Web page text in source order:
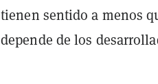
tienen sentido a menos
depende de los